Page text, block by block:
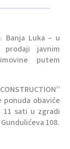
Banja Luka – u
javnim
putem
ponuda obaviće
11 sati u zgradi
108.